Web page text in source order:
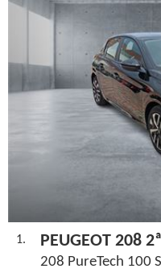
1. PEUGEOT 208
208 PureTech 100